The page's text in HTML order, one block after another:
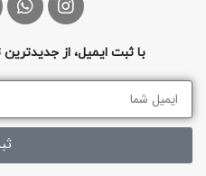
با ثبت ایمیل، از